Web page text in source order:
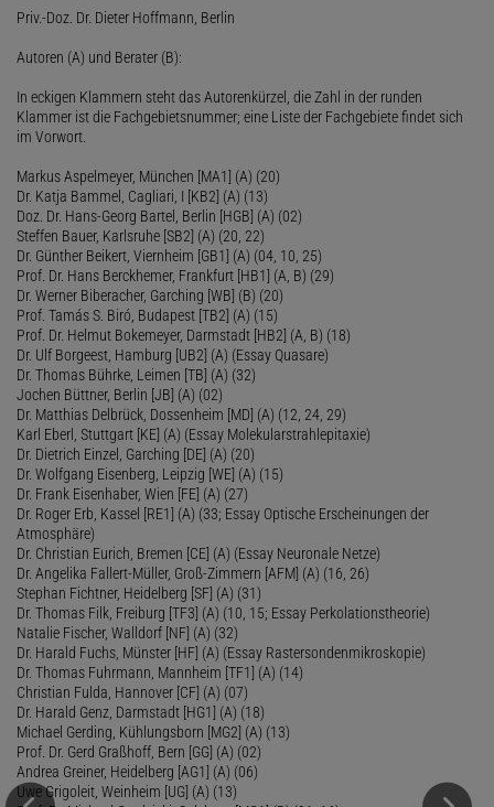
Priv.-Doz. Dr. Dieter Hoffmann, Berlin
Autoren (A) und Berater (B):
In eckigen Klammern steht das Autorenkürzel, die Zahl in der runden
Klammer ist die Fachgebietsnummer; eine Liste der Fachgebiete findet sich
im Vorwort.
Markus Aspelmeyer, München [MA1] (A) (20)
Dr. Katja Bammel, Cagliari, I [KB2] (A) (13)
Doz. Dr. Hans-Georg Bartel, Berlin [HGB] (A) (02)
Steffen Bauer, Karlsruhe [SB2] (A) (20, 22)
Dr. Günther Beikert, Viernheim [GB1] (A) (04, 10, 25)
Prof. Dr. Hans Berckhemer, Frankfurt [HB1] (A, B) (29)
Dr. Werner Biberacher, Garching [WB] (B) (20)
Prof. Tamás S. Biró, Budapest [TB2] (A) (15)
Prof. Dr. Helmut Bokemeyer, Darmstadt [HB2] (A, B) (18)
Dr. Ulf Borgeest, Hamburg [UB2] (A) (Essay Quasare)
Dr. Thomas Bührke, Leimen [TB] (A) (32)
Jochen Büttner, Berlin [JB] (A) (02)
Dr. Matthias Delbrück, Dossenheim [MD] (A) (12, 24, 29)
Karl Eberl, Stuttgart [KE] (A) (Essay Molekularstrahlepitaxie)
Dr. Dietrich Einzel, Garching [DE] (A) (20)
Dr. Wolfgang Eisenberg, Leipzig [WE] (A) (15)
Dr. Frank Eisenhaber, Wien [FE] (A) (27)
Dr. Roger Erb, Kassel [RE1] (A) (33; Essay Optische Erscheinungen der
Atmosphäre)
Dr. Christian Eurich, Bremen [CE] (A) (Essay Neuronale Netze)
Dr. Angelika Fallert-Müller, Groß-Zimmern [AFM] (A) (16, 26)
Stephan Fichtner, Heidelberg [SF] (A) (31)
Dr. Thomas Filk, Freiburg [TF3] (A) (10, 15; Essay Perkolationstheorie)
Natalie Fischer, Walldorf [NF] (A) (32)
Dr. Harald Fuchs, Münster [HF] (A) (Essay Rastersondenmikroskopie)
Dr. Thomas Fuhrmann, Mannheim [TF1] (A) (14)
Christian Fulda, Hannover [CF] (A) (07)
Dr. Harald Genz, Darmstadt [HG1] (A) (18)
Michael Gerding, Kühlungsborn [MG2] (A) (13)
Prof. Dr. Gerd Graßhoff, Bern [GG] (A) (02)
Andrea Greiner, Heidelberg [AG1] (A) (06)
Uwe Grigoleit, Weinheim [UG] (A) (13)